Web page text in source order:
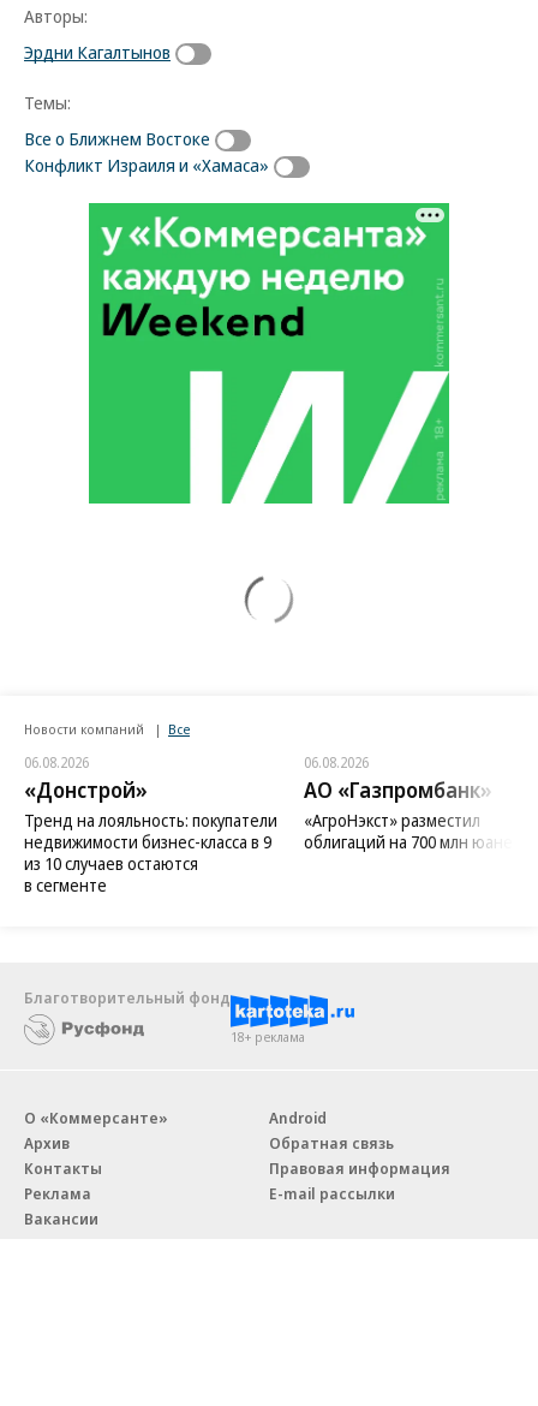
Авторы:
Эрдни Кагалтынов
Темы:
Все о Ближнем Востоке
Конфликт Израиля и «Хамаса»
Новости компаний Все
06.08.2026
«Донстрой»
Тренд на лояльность: покупатели
недвижимости бизнес-класса в 9
из 10 случаев остаются
в сегменте
06.08.2026
АО «Газпромбанк»
«АгроНэкст» разместил
облигаций на 700 млн юаней
Благотворительный фонд
18+ реклама
О «Коммерсанте»
Архив
Контакты
Реклама
Вакансии
Android
Обратная связь
Правовая информация
E-mail рассылки